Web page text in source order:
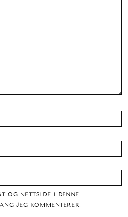
OG NETTSIDE I DENNE
JEG KOMMENTERER.